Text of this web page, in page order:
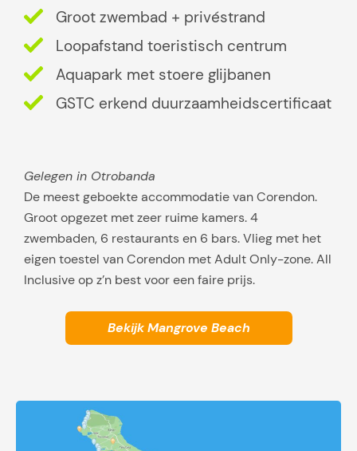
Groot zwembad + privéstrand
Loopafstand toeristisch centrum
Aquapark met stoere glijbanen
GSTC erkend duurzaamheidscertificaat
Gelegen in Otrobanda
De meest geboekte accommodatie van Corendon.
Groot opgezet met zeer ruime kamers. 4
zwembaden, 6 restaurants en 6 bars. Vlieg met het
eigen toestel van Corendon met Adult Only-zone. All
Inclusive op z’n best voor een faire prijs.
Bekijk Mangrove Beach